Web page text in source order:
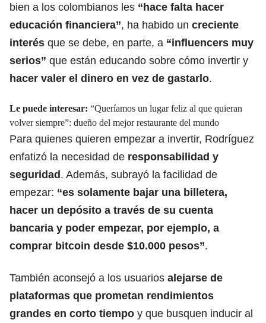
bien a los colombianos les “hace falta hacer
educación financiera”, ha habido un creciente
interés que se debe, en parte, a “influencers muy
serios” que están educando sobre cómo invertir y
hacer valer el dinero en vez de gastarlo.
Le puede interesar: “Queríamos un lugar feliz al que quieran
volver siempre”: dueño del mejor restaurante del mundo
Para quienes quieren empezar a invertir, Rodríguez
enfatizó la necesidad de responsabilidad y
seguridad. Además, subrayó la facilidad de
empezar: “es solamente bajar una billetera,
hacer un depósito a través de su cuenta
bancaria y poder empezar, por ejemplo, a
comprar bitcoin desde $10.000 pesos”.
También aconsejó a los usuarios alejarse de
plataformas que prometan rendimientos
grandes en corto tiempo y que busquen inducir al